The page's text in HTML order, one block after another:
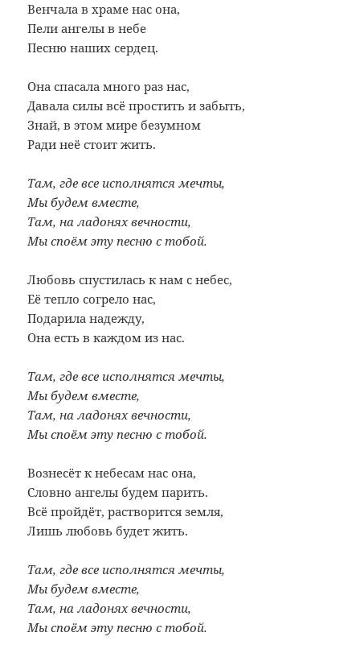
Венчала в храме нас она,
Пели ангелы в небе
Песню наших сердец.
Она спасала много раз нас,
Давала силы всё простить и забыть,
Знай, в этом мире безумном
Ради неё стоит жить.
Там, где все исполнятся мечты,
Мы будем вместе,
Там, на ладонях вечности,
Мы споём эту песню с тобой.
Любовь спустилась к нам с небес,
Её тепло согрело нас,
Подарила надежду,
Она есть в каждом из нас.
Там, где все исполнятся мечты,
Мы будем вместе,
Там, на ладонях вечности,
Мы споём эту песню с тобой.
Вознесёт к небесам нас она,
Словно ангелы будем парить.
Всё пройдёт, растворится земля,
Лишь любовь будет жить.
Там, где все исполнятся мечты,
Мы будем вместе,
Там, на ладонях вечности,
Мы споём эту песню с тобой.